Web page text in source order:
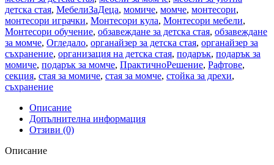
детска стая, МебелиЗаДеца, момиче, момче, монтесори,
монтесори играчки, Монтесори кула, Монтесори мебели,
Монтесори обучение, обзавеждане за детска стая, обзавеждане
за момче, Огледало, органайзер за детска стая, органайзер за
съхранение, организация на детска стая, подарък, подарък за
момиче, подарък за момче, ПрактичноРешение, Рафтове,
секция, стая за момиче, стая за момче, стойка за дрехи,
съхранение
Описание
Допълнителна информация
Отзиви (0)
Описание